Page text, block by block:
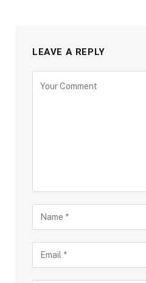
LEAVE A REPLY